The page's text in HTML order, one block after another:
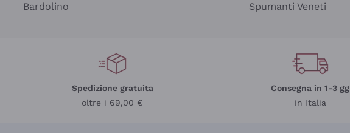
Bardolino
Spumanti Veneti
Spedizione gratuita
oltre i 69,00 €
Consegna in 1-3 gg
in Italia